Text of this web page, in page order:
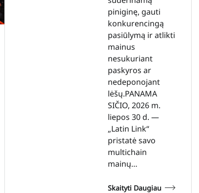
piniginę, gauti
konkurencingą
pasiūlymą ir atlikti
mainus
nesukuriant
paskyros ar
nedeponojant
lėšų.PANAMA
SIČIO, 2026 m.
liepos 30 d. —
„Latin Link“
pristatė savo
multichain
mainų…
Skaityti Daugiau